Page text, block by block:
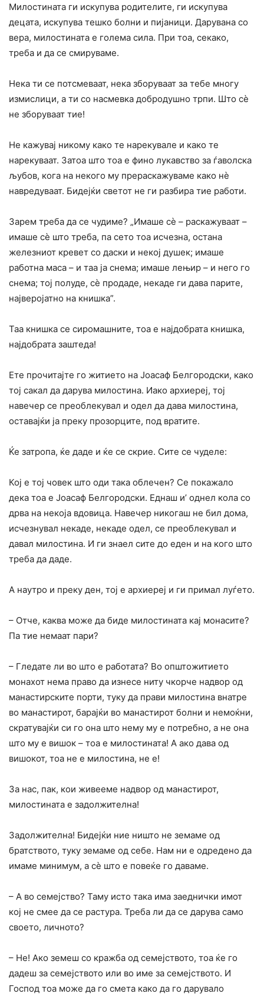
Милостината ги искупува родителите, ги искупува
децата, искупува тешко болни и пијаници. Дарувана co
вера, милостината е голема сила. При тоа, секако,
треба и да се смируваме.
Нека ти се потсмеваат, нека зборуваат за тебе многу
измислици, а ти co насмевка добродушно трпи. Што сè
не зборуваат тие!
He кажувај никому како те нарекувале и како те
нарекуваат. Затоа што тоа е фино лукавство за ѓаволска
љубов, кога на некого му прераскажуваме како нè
навредуваат. Бидејќи светот не ги разбира тие работи.
Зарем треба да се чудиме? „Имаше сè – раскажуваат –
имаше сè што треба, па сето тоа исчезна, остана
железниот кревет co даски и некој душек; имаше
работна маса – и таа ја снема; имаше лењир – и него го
снема; тој полуде, сè продаде, некаде ги дава парите,
најверојатно на книшка”.
Таа книшка се сиромашните, тоа е најдобрата книшка,
најдобрата заштеда!
Ете прочитајте го житието на Јоасаф Белгородски, како
тој сакал да дарува милостина. Иако архиереј, тој
навечер се преоблекувал и одел да дава милостина,
оставајќи ја преку прозорците, под вратите.
Ќе затропа, ќе даде и ќе се скрие. Сите се чуделе:
Кој е тој човек што оди така облечен? Се покажало
дека тоа е Јоасаф Белгородски. Еднаш и’ однел кола со
дрва на некоја вдовица. Навечер никогаш не бил дома,
исчезнувал некаде, некаде одел, се преоблекувал и
давал милостина. И ги знаел сите до еден и на кого што
треба да даде.
A наутро и преку ден, тој е архиереј и ги примал луѓето.
– Отче, каква може да биде милостината кај монасите?
Па тие немаат пари?
– Гледате ли во што е работата? Во општожитието
монахот нема право да изнесе ниту чкорче надвор од
манастирските порти, туку да прави милостина внатре
во манастирот, барајќи во манастирот болни и немоќни,
скратувајќи си го она што нему му е потребно, a не она
што му е вишок – тоа е милостината! А ако дава од
вишокот, тоа не е милостина, не е!
За нас, пак, кои живееме надвор од манастирот,
милостината е задолжителна!
Задолжителна! Бидејќи ние ништо не земаме од
братството, туку земаме од себе. Нам ни е одредено да
имаме минимум, a cè што е повеќе го даваме.
– A во семејство? Таму исто така има заеднички имот
кој не смее да се растура. Треба ли да се дарува само
своето, личното?
– He! Ако земеш co кражба од семејството, тоа ќе го
дадеш за семејството или во име за семејството. И
Господ тоа може да го смета како да го дарувало